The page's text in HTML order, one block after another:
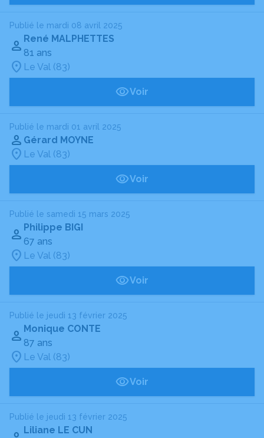
Publié le mardi 08 avril 2025
René MALPHETTES
81 ans
Le Val (83)
Voir
Publié le mardi 01 avril 2025
Gérard MOYNE
Le Val (83)
Voir
Publié le samedi 15 mars 2025
Philippe BIGI
67 ans
Le Val (83)
Voir
Publié le jeudi 13 février 2025
Monique CONTE
87 ans
Le Val (83)
Voir
Publié le jeudi 13 février 2025
Liliane LE CUN